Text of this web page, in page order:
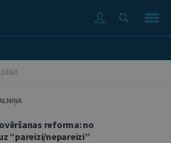
reforma: no
“pareizi/nepareizi”